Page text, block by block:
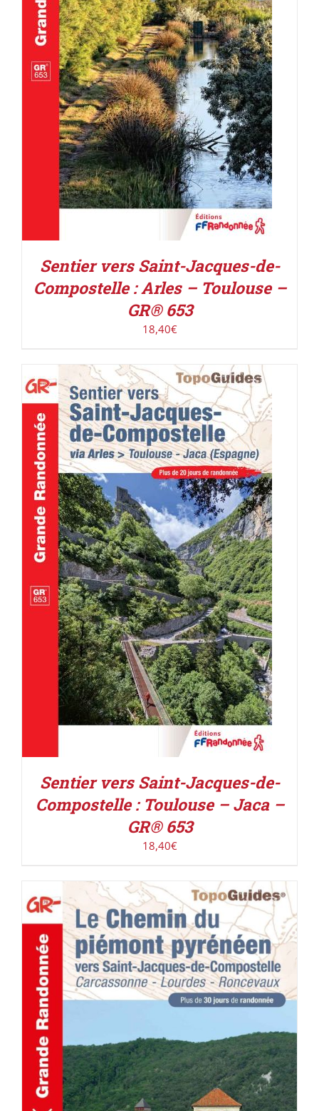
AJOUTER AU PANIER / DÉTAILS
Sentier vers Saint-Jacques-de-
Compostelle : Arles – Toulouse –
GR® 653
18,40€
AJOUTER AU PANIER / DÉTAILS
Sentier vers Saint-Jacques-de-
Compostelle : Toulouse – Jaca –
GR® 653
18,40€
AJOUTER AU PANIER / DÉTAILS